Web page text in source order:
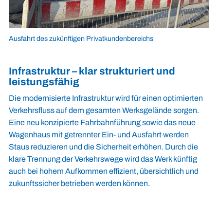
Ausfahrt des zukünftigen Privatkundenbereichs
Infrastruktur – klar strukturiert und
leistungsfähig
Die modernisierte Infrastruktur wird für einen optimierten
Verkehrsfluss auf dem gesamten Werksgelände sorgen.
Eine neu konzipierte Fahrbahnführung sowie das neue
Wagenhaus mit getrennter Ein- und Ausfahrt werden
Staus reduzieren und die Sicherheit erhöhen. Durch die
klare Trennung der Verkehrswege wird das Werk künftig
auch bei hohem Aufkommen effizient, übersichtlich und
zukunftssicher betrieben werden können.